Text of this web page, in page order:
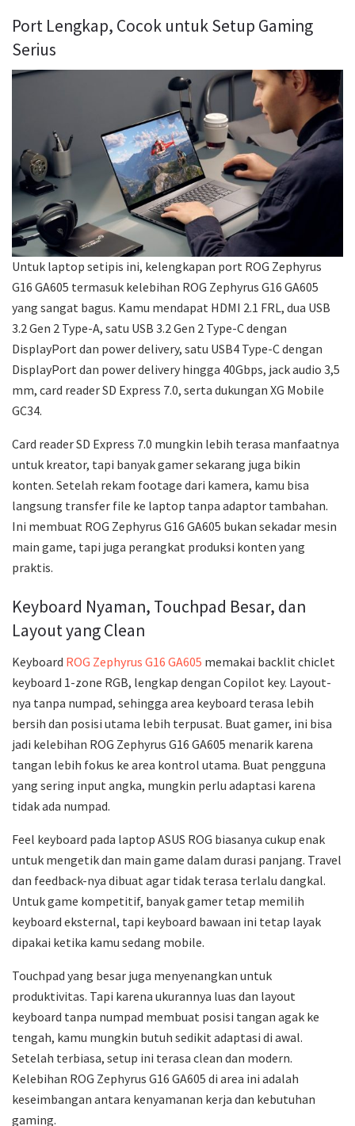
Port Lengkap, Cocok untuk Setup Gaming
Serius
Untuk laptop setipis ini, kelengkapan port ROG Zephyrus
G16 GA605 termasuk kelebihan ROG Zephyrus G16 GA605
yang sangat bagus. Kamu mendapat HDMI 2.1 FRL, dua USB
3.2 Gen 2 Type-A, satu USB 3.2 Gen 2 Type-C dengan
DisplayPort dan power delivery, satu USB4 Type-C dengan
DisplayPort dan power delivery hingga 40Gbps, jack audio 3,5
mm, card reader SD Express 7.0, serta dukungan XG Mobile
GC34.
Card reader SD Express 7.0 mungkin lebih terasa manfaatnya
untuk kreator, tapi banyak gamer sekarang juga bikin
konten. Setelah rekam footage dari kamera, kamu bisa
langsung transfer file ke laptop tanpa adaptor tambahan.
Ini membuat ROG Zephyrus G16 GA605 bukan sekadar mesin
main game, tapi juga perangkat produksi konten yang
praktis.
Keyboard Nyaman, Touchpad Besar, dan
Layout yang Clean
Keyboard ROG Zephyrus G16 GA605 memakai backlit chiclet
keyboard 1-zone RGB, lengkap dengan Copilot key. Layout-
nya tanpa numpad, sehingga area keyboard terasa lebih
bersih dan posisi utama lebih terpusat. Buat gamer, ini bisa
jadi kelebihan ROG Zephyrus G16 GA605 menarik karena
tangan lebih fokus ke area kontrol utama. Buat pengguna
yang sering input angka, mungkin perlu adaptasi karena
tidak ada numpad.
Feel keyboard pada laptop ASUS ROG biasanya cukup enak
untuk mengetik dan main game dalam durasi panjang. Travel
dan feedback-nya dibuat agar tidak terasa terlalu dangkal.
Untuk game kompetitif, banyak gamer tetap memilih
keyboard eksternal, tapi keyboard bawaan ini tetap layak
dipakai ketika kamu sedang mobile.
Touchpad yang besar juga menyenangkan untuk
produktivitas. Tapi karena ukurannya luas dan layout
keyboard tanpa numpad membuat posisi tangan agak ke
tengah, kamu mungkin butuh sedikit adaptasi di awal.
Setelah terbiasa, setup ini terasa clean dan modern.
Kelebihan ROG Zephyrus G16 GA605 di area ini adalah
keseimbangan antara kenyamanan kerja dan kebutuhan
gaming.